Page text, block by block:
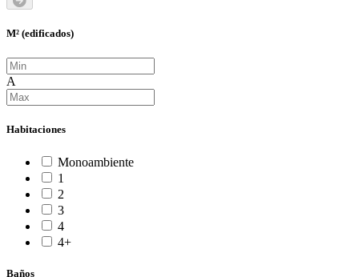
M² (edificados)
A
Habitaciones
Monoambiente
1
2
3
4
4+
Baños